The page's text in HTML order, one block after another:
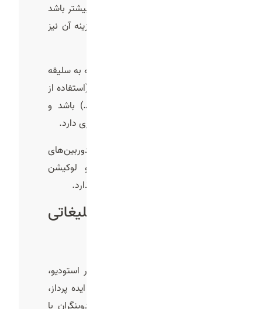
باشند. هرچه مدت زمان یک ویدیو بیشتر باشد
تدوین آن زمانبر تر و به تبع آن هزینه آن نیز
: تدوین یک ویدیو با توجه به سلیقه
کارفرما می‌تواند ساده و یا پیشرفته (استفاده از
جلوه های ویژه، موشن گرافی و…) باشد و
طبیعتا تدوین پیشرفته هزینه بییشتری دارد.
: استفاده از دوربین‌های
حرفه‌ای، نورپردازی، صداگذاری و لوکیشن
اختصاصی بر هزینه نهایی تأثیر می‌گذارد.
مزیت های تیزر تبلیغاتی
یکی از بزرگ ‌ترین نقاط قوت فیدار استودیو،
وجود تیمی متشکل از کارشناسان ایده‌ پرداز،